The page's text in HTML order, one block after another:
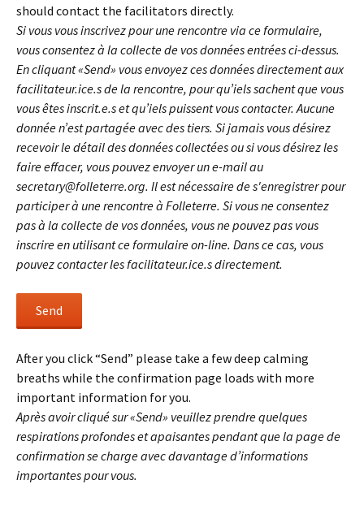
should contact the facilitators directly.
Si vous vous inscrivez pour une rencontre via ce formulaire,
vous consentez à la collecte de vos données entrées ci-dessus.
En cliquant «Send» vous envoyez ces données directement aux
facilitateur.ice.s de la rencontre, pour qu’iels sachent que vous
vous êtes inscrit.e.s et qu’iels puissent vous contacter. Aucune
donnée n’est partagée avec des tiers. Si jamais vous désirez
recevoir le détail des données collectées ou si vous désirez les
faire effacer, vous pouvez envoyer un e-mail au
secretary@folleterre.org. Il est nécessaire de s'enregistrer pour
participer à une rencontre à Folleterre. Si vous ne consentez
pas à la collecte de vos données, vous ne pouvez pas vous
inscrire en utilisant ce formulaire on-line. Dans ce cas, vous
pouvez contacter les facilitateur.ice.s directement.
After you click “Send” please take a few deep calming
breaths while the confirmation page loads with more
important information for you.
Après avoir cliqué sur «Send» veuillez prendre quelques
respirations profondes et apaisantes pendant que la page de
confirmation se charge avec davantage d’informations
importantes pour vous.